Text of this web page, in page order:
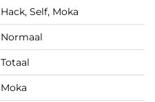
Hack, Self, Moka
Normaal
Totaal
Moka